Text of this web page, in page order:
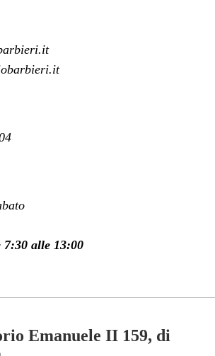
7:30 alle 13:00
Emanuele II 159, di